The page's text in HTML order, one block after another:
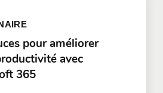
pour améliorer
avec
365